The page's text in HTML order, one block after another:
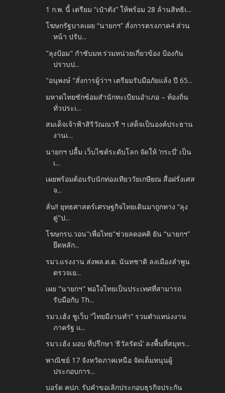
1 ก.พ. นี้ เตรียม “เป๋าตัง” ให้พร้อม 28 ล้านสิทธิเ...
โฆษกรัฐบาลเผย “นายกฯ” สั่งการตรงภาค4 ส่วน
หน้า ปรับ...
"ลุงป้อม" กำชับมท.ร่วมหน่วยเกี่ยวข้อง ป้องกัน
ปราบป...
"อนุพงษ์ "สั่งการผู้ว่าฯ เตรียมรับมือภัยแล้ง ปี 65...
มหาดไทยซักซ้อมสำนักทะเบียนอำเภอ – ท้องถิ่น
ทั่วประเ...
สมเด็จเจ้าฟ้าสิริวัณณวรี ฯ เสด็จเป็นองค์ประธาน
งานเ...
นายกฯ ปลื้ม เว็บไซต์ระดับโลก จัดให้ ‘กระบี่’ เป็น
เ...
เผยพร้อมต้อนรับนักท่องเทียววัยเกษียณ สื่อฝรั่งเศส
จ...
ลั่น!! ยุทธศาสตร์เศรษฐกิจไทยเดินมาถูกทาง “ลุง
ตู่"ป...
โฆษกรบ.วอน"เพื่อไทย"ช่วยลดอคติ ยัน “นายกฯ”
ยึดหลัก...
รมว.แรงงาน ส่งพล.ต.ต. นันทชาติ ลงเมืองลำพูน
ตรวจเย...
เผย "นายกฯ" พอใจไทยเป็นประเทศที่สามารถ
รับมือกับ Th...
รมว.เฮ้ง ชูเว็บ “ไทยมีงานทำ” รวมตำแหน่งงาน
ภาครัฐ แ...
รมว.เฮ้ง มอบ ที่ปรึกษา ‘ธิวัลรัตน์’ ลงพื้นที่สมุทร...
พาณิชย์ 17 จังหวัดภาคเหนือ จัดเต็มหนุนผู้
ประกอบการ...
บอร์ด คปภ. รับคำขอเลิกประกอบธุรกิจประกัน